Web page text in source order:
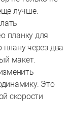
лучше.
планку для
через два
макет.
Это
скорости